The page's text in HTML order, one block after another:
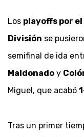
Los playoffs por
División se
semifinal de ida
Maldonado y
Miguel, que acabó
Tras un primer